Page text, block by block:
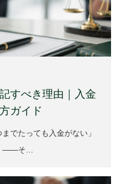
すべき理由｜入金
ガイド
でたっても入金がない」
」——そ…